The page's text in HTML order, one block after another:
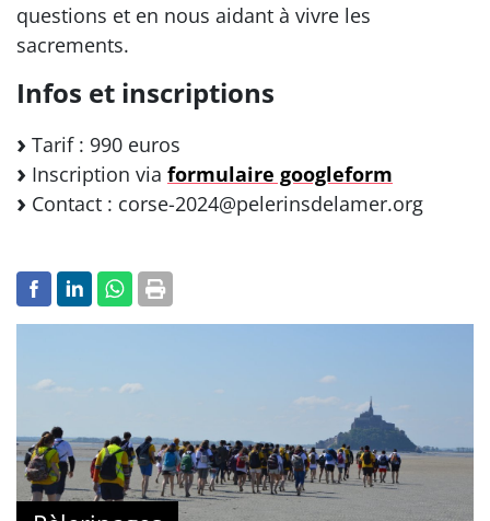
questions et en nous aidant à vivre les
sacrements.
Infos et inscriptions
Tarif : 990 euros
Inscription via formulaire googleform
Contact : corse-2024@pelerinsdelamer.org